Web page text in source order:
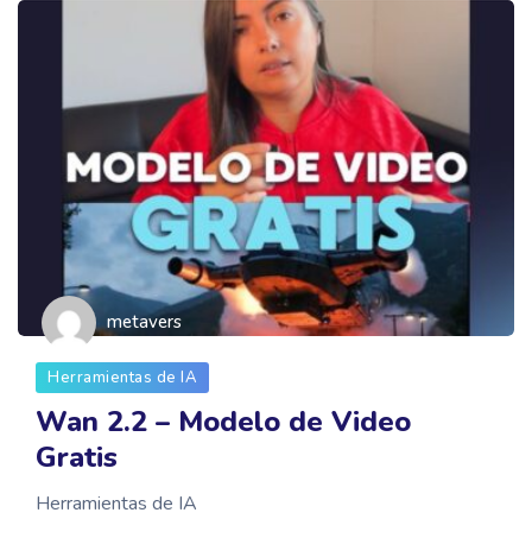
metavers
Herramientas de IA
Wan 2.2 – Modelo de Video
Gratis
Herramientas de IA